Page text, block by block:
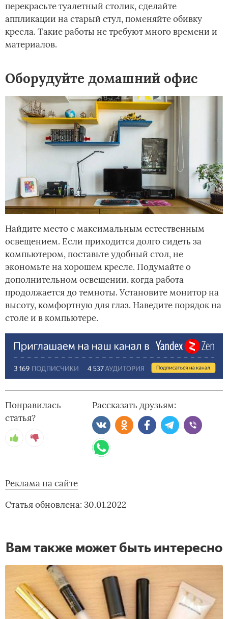
перекрасьте туалетный столик, сделайте
аппликации на старый стул, поменяйте обивку
кресла. Такие работы не требуют много времени и
материалов.
Оборудуйте домашний офис
Найдите место с максимальным естественным
освещением. Если приходится долго сидеть за
компьютером, поставьте удобный стол, не
экономьте на хорошем кресле. Подумайте о
дополнительном освещении, когда работа
продолжается до темноты. Установите монитор на
высоту, комфортную для глаз. Наведите порядок на
столе и в компьютере.
Понравилась
статья?
Рассказать друзьям:
Реклама на сайте
Статья обновлена: 30.01.2022
Вам также может быть интересно